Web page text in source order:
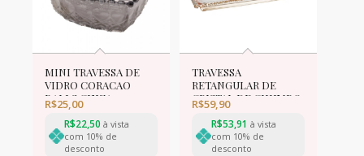
MINI TRAVESSA DE
VIDRO CORACAO
BALLS CINZA
METALIZADO
13,5x12x5cm
R$25,00
R$22,50 à vista
com 10% de
desconto
TRAVESSA
RETANGULAR DE
CRISTAL DE CHUMBO
CORACAO AMBAR
METALIZADO
30x13x3cm
R$59,90
R$53,91 à vista
com 10% de
desconto